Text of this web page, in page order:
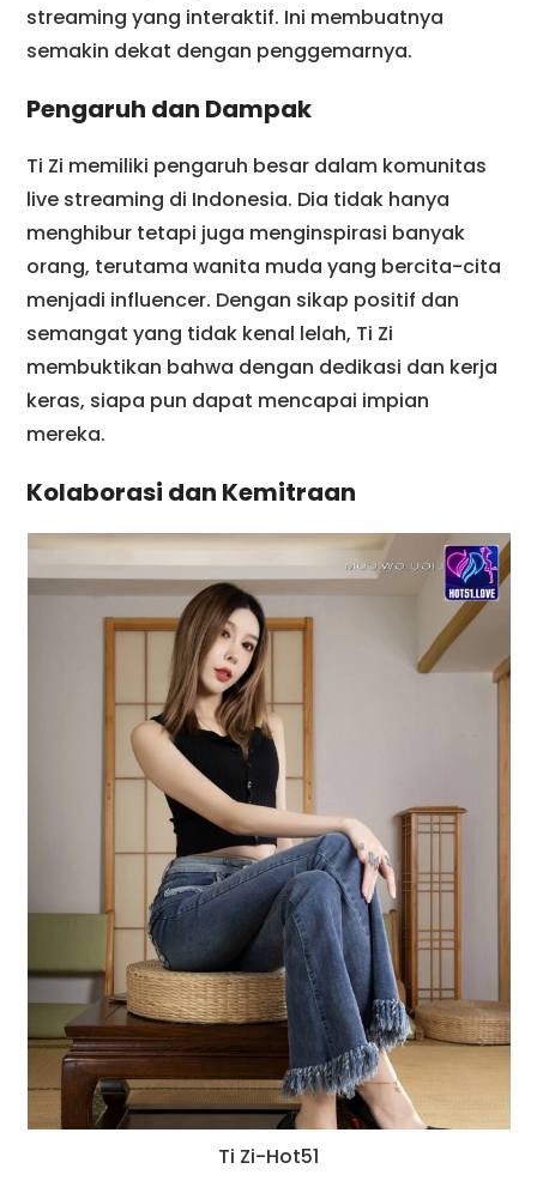
streaming yang interaktif. Ini membuatnya
semakin dekat dengan penggemarnya.
Pengaruh dan Dampak
Ti Zi memiliki pengaruh besar dalam komunitas
live streaming di Indonesia. Dia tidak hanya
menghibur tetapi juga menginspirasi banyak
orang, terutama wanita muda yang bercita-cita
menjadi influencer. Dengan sikap positif dan
semangat yang tidak kenal lelah, Ti Zi
membuktikan bahwa dengan dedikasi dan kerja
keras, siapa pun dapat mencapai impian
mereka.
Kolaborasi dan Kemitraan
Ti Zi-Hot51